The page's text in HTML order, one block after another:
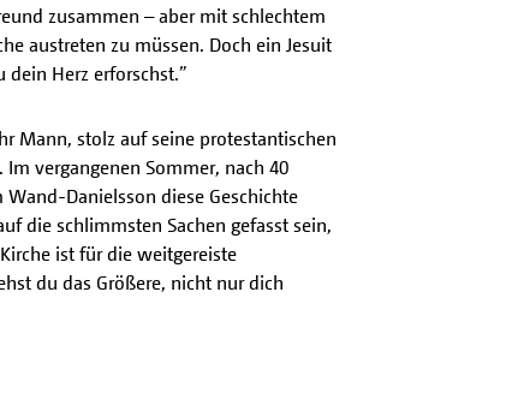
zusammen – aber mit schlechtem
austreten zu müssen. Doch ein Jesuit
Herz erforschst.”
Mann, stolz auf seine protestantischen
vergangenen Sommer, nach 40
Danielsson diese Geschichte
die schlimmsten Sachen gefasst sein,
ist für die weitgereiste
du das Größere, nicht nur dich